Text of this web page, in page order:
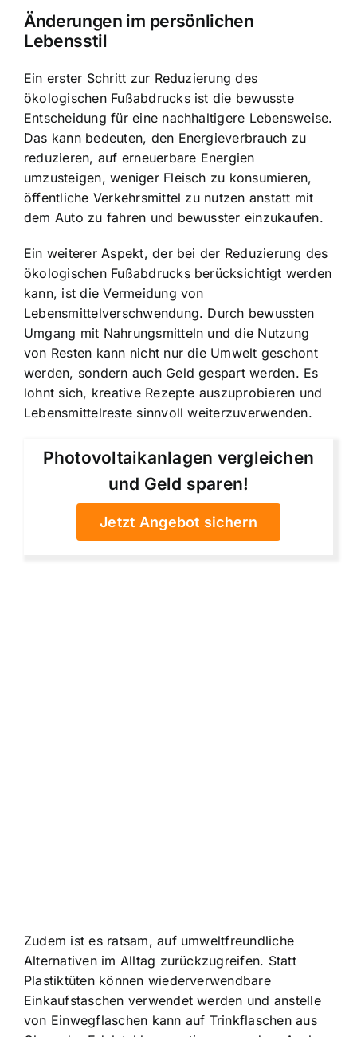
Änderungen im persönlichen
Lebensstil
Ein erster Schritt zur Reduzierung des
ökologischen Fußabdrucks ist die bewusste
Entscheidung für eine nachhaltigere Lebensweise.
Das kann bedeuten, den Energieverbrauch zu
reduzieren, auf erneuerbare Energien
umzusteigen, weniger Fleisch zu konsumieren,
öffentliche Verkehrsmittel zu nutzen anstatt mit
dem Auto zu fahren und bewusster einzukaufen.
Ein weiterer Aspekt, der bei der Reduzierung des
ökologischen Fußabdrucks berücksichtigt werden
kann, ist die Vermeidung von
Lebensmittelverschwendung. Durch bewussten
Umgang mit Nahrungsmitteln und die Nutzung
von Resten kann nicht nur die Umwelt geschont
werden, sondern auch Geld gespart werden. Es
lohnt sich, kreative Rezepte auszuprobieren und
Lebensmittelreste sinnvoll weiterzuverwenden.
Photovoltaikanlagen vergleichen
und Geld sparen!
Jetzt Angebot sichern
Zudem ist es ratsam, auf umweltfreundliche
Alternativen im Alltag zurückzugreifen. Statt
Plastiktüten können wiederverwendbare
Einkaufstaschen verwendet werden und anstelle
von Einwegflaschen kann auf Trinkflaschen aus